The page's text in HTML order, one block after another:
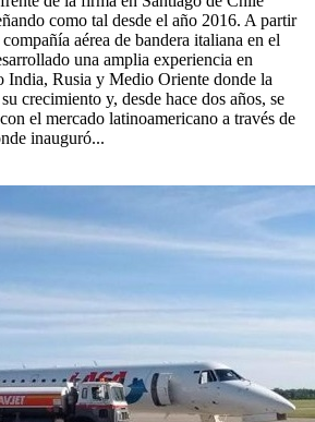
como tal desde el año 2016. A partir
aérea de bandera italiana en el
una amplia experiencia en
India, Rusia y Medio Oriente donde la
crecimiento y, desde hace dos años, se
el mercado latinoamericano a través de
inauguró...